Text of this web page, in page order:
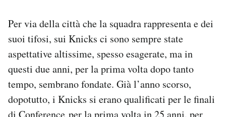
Per via della città che la squadra rappresenta e dei
suoi tifosi, sui Knicks ci sono sempre state
aspettative altissime, spesso esagerate, ma in
questi due anni, per la prima volta dopo tanto
tempo, sembrano fondate. Già l’anno scorso,
dopotutto, i Knicks si erano qualificati per le finali